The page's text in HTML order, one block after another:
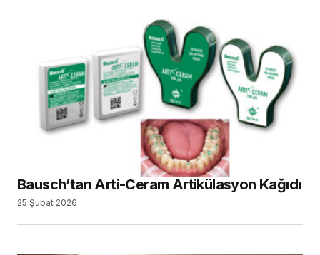
Bausch’tan Arti-Ceram Artikülasyon Kağıdı
25 Şubat 2026